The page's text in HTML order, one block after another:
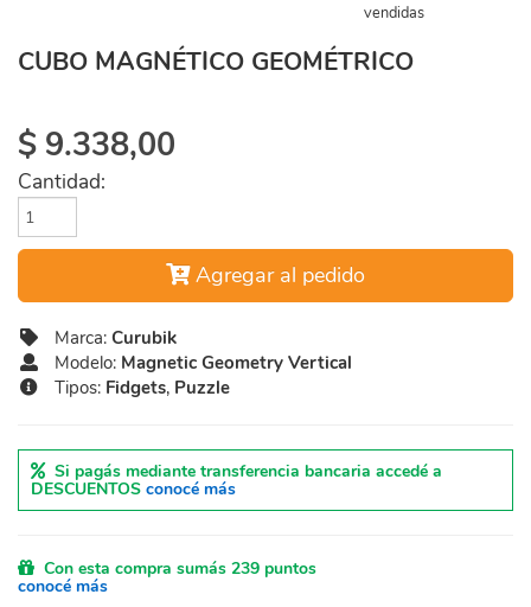
vendidas
CUBO MAGNÉTICO GEOMÉTRICO
$ 9.338,00
Cantidad:
Agregar al pedido
Marca: Curubik
Modelo: Magnetic Geometry Vertical
Tipos: Fidgets, Puzzle
Si pagás mediante transferencia bancaria accedé a
DESCUENTOS conocé más
Con esta compra sumás 239 puntos
conocé más